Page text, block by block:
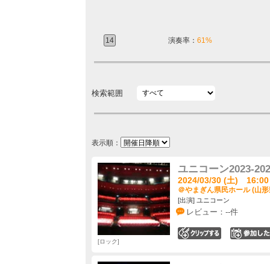
14 演奏率： 61%
検索範囲
表示順：
ユニコーン2023-
2024/03/30 (土) 16:00
＠やまぎん県民ホール (山
[出演] ユニコーン
レビュー：--件
ロック